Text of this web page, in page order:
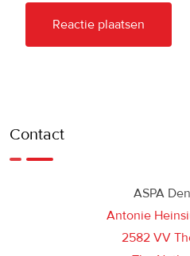
Contact
ASPA
Antonie
2582 VV